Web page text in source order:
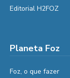
Editorial H2FOZ
Planeta Foz
Foz, o que fazer